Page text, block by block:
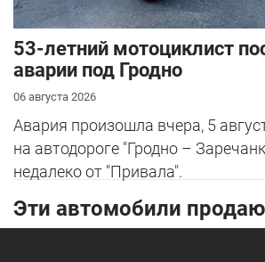
53-летний мотоциклист
аварии под Гродно
06 августа 2026
Авария произошла вчера, 5
на автодороге "Гродно –
недалеко от "Привала".
Эти автомобили